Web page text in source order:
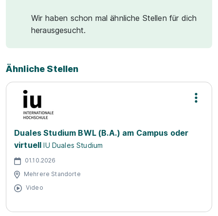
Wir haben schon mal ähnliche Stellen für dich
herausgesucht.
Ähnliche Stellen
Duales Studium BWL (B.A.) am Campus oder
virtuell IU Duales Studium
01.10.2026
Mehrere Standorte
Video